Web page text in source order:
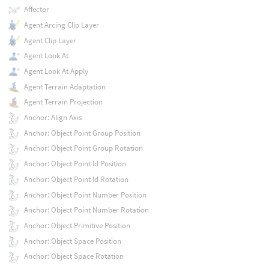
Affector
Agent Arcing Clip Layer
Agent Clip Layer
Agent Look At
Agent Look At Apply
Agent Terrain Adaptation
Agent Terrain Projection
Anchor: Align Axis
Anchor: Object Point Group Position
Anchor: Object Point Group Rotation
Anchor: Object Point Id Position
Anchor: Object Point Id Rotation
Anchor: Object Point Number Position
Anchor: Object Point Number Rotation
Anchor: Object Primitive Position
Anchor: Object Space Position
Anchor: Object Space Rotation